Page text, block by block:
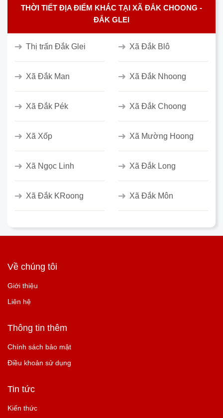
THỜI TIẾT ĐỊA ĐIỂM KHÁC TẠI XÃ ĐẮK CHOONG -
ĐẮK GLEI
Thị trấn Đắk Glei Xã Đắk Blô
Xã Đắk Man Xã Đắk Nhoong
Xã Đắk Pék Xã Đắk Choong
Xã Xốp Xã Mường Hoong
Xã Ngọc Linh Xã Đắk Long
Xã Đắk KRoong Xã Đắk Môn
Về chúng tôi
Giới thiệu
Liên hệ
Thông tin thêm
Chính sách bảo mật
Điều khoản sử dụng
Tin tức
Kiến thức